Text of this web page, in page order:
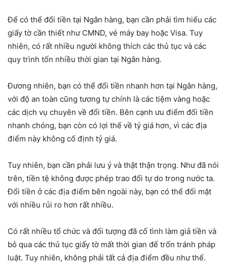
Để có thể đổi tiền tại Ngân hàng, bạn cần phải tìm hiểu các
giấy tờ cần thiết như CMND, vé máy bay hoặc Visa. Tuy
nhiên, có rất nhiều người không thích các thủ tục và các
quy trình tốn nhiều thời gian tại Ngân hàng.
Đương nhiên, bạn có thể đổi tiền nhanh hơn tại Ngân hàng,
với độ an toàn cũng tương tự chính là các tiệm vàng hoặc
các dịch vụ chuyên về đổi tiền. Bên cạnh ưu điểm đổi tiền
nhanh chóng, bạn còn có lợi thế về tỷ giá hơn, vì các địa
điểm này không cố định tỷ giá.
Tuy nhiên, bạn cần phải lưu ý và thật thận trọng. Như đã nói
trên, tiền tệ không được phép trao đổi tự do trong nước ta.
Đổi tiền ở các địa điểm bên ngoài này, bạn có thể đối mặt
với nhiều rủi ro hơn rất nhiều.
Có rất nhiều tổ chức và đối tượng đã cố tình làm giả tiền và
bỏ qua các thủ tục giấy tờ mất thời gian để trốn tránh pháp
luật. Tuy nhiên, không phải tất cả địa điểm đều như thế.